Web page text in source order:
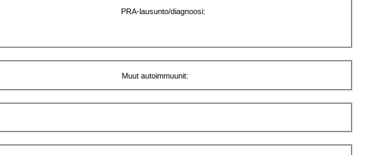
PRA-lausunto/diagnoosi:
Muut autoimmuunit: